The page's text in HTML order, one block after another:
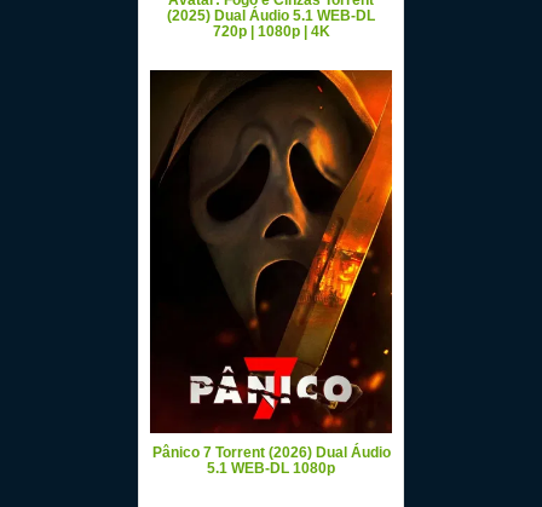
(2025) Dual Áudio 5.1 WEB-DL
720p | 1080p | 4K
Pânico 7 Torrent (2026) Dual Áudio
5.1 WEB-DL 1080p